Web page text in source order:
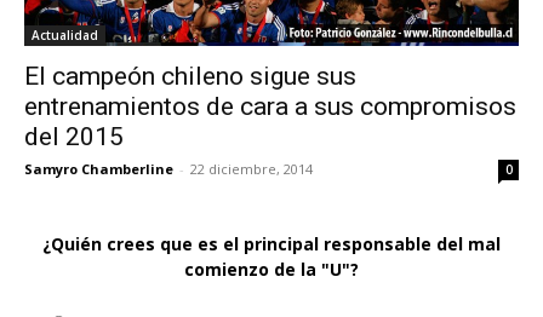
Actualidad
El campeón chileno sigue sus
entrenamientos de cara a sus compromisos
del 2015
Samyro Chamberline - 22 diciembre, 2014 0
¿Quién crees que es el principal responsable del mal
comienzo de la "U"?